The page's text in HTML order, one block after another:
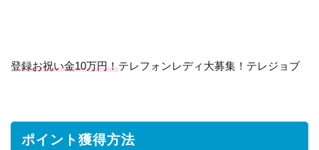
2 ス
ル
会
登録お祝い金10万円！テレフォンレディ大募集！テレジョブ
ポイント獲得方法